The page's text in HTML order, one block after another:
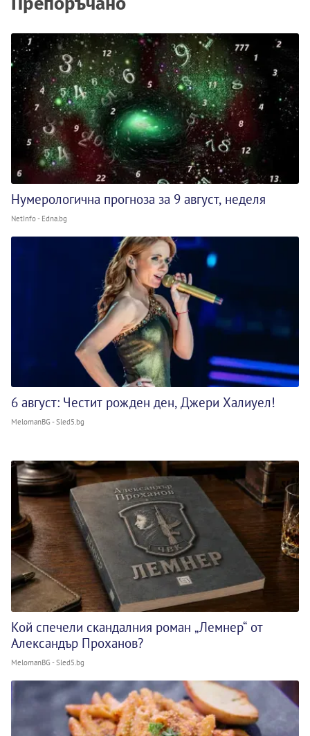
Нумерологична прогноза за 9 август, неделя
NetInfo - Edna.bg
6 август: Честит рожден ден, Джери Халиуел!
MelomanBG - Sled5.bg
Кой спечели скандалния роман „Лемнер“ от
Александър Проханов?
MelomanBG - Sled5.bg